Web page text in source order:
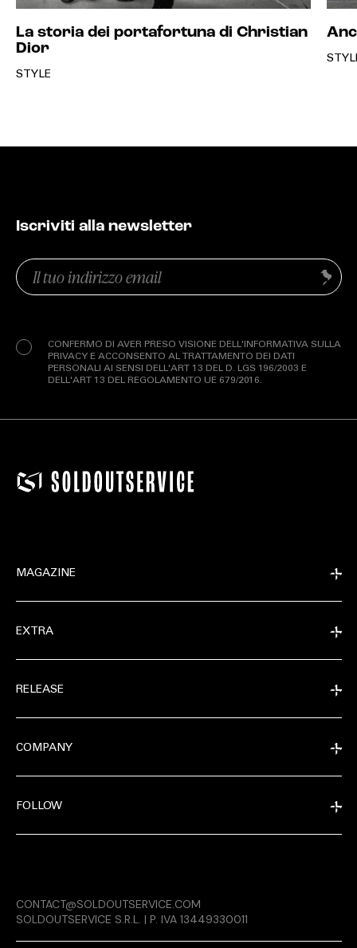
RELEASE
La storia dei portafortuna di Christian
Dior
STYLE
Iscriviti alla newsletter
Email
(Obbligatorio)
CONFERMO DI AVER PRESO VISIONE DELL'INFORMATIVA SULLA
PRIVACY E ACCONSENTO AL TRATTAMENTO DEI DATI
PERSONALI AI SENSI DELL'ART 13 DEL D. LGS 196/2003 E
DELL'ART 13 DEL REGOLAMENTO UE 679/2016.
Invia
MAGAZINE
EXTRA
RELEASE
COMPANY
FOLLOW
CONTACT@SOLDOUTSERVICE.COM
SOLDOUTSERVICE S.R.L. | P. IVA 13449330011